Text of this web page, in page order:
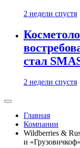
2 недели спустя
стал
2 недели спустя
Главная
Компании
Wildberries &
и «Грузовичкоф»